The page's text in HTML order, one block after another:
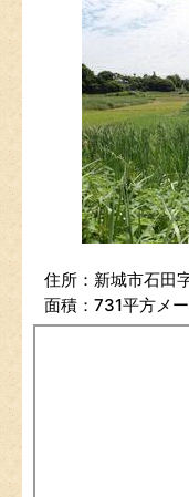
住所：新城市石田
面積：731平方メ